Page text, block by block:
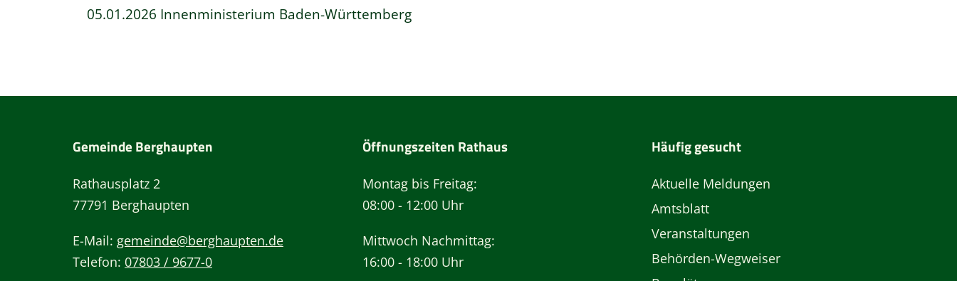
05.01.2026 Innenministerium Baden-Württemberg
Gemeinde Berghaupten
Rathausplatz 2
77791 Berghaupten
E-Mail: gemeinde@berghaupten.de
Telefon: 07803 / 9677-0
Öffnungszeiten Rathaus
Montag bis Freitag:
08:00 - 12:00 Uhr
Mittwoch Nachmittag:
16:00 - 18:00 Uhr
Häufig gesucht
Aktuelle Meldungen
Amtsblatt
Veranstaltungen
Behörden-Wegweiser